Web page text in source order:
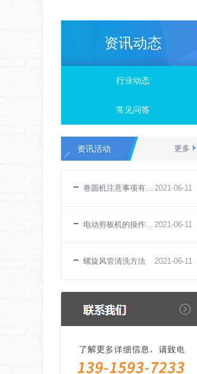
资讯动态
行业动态
常见问答
更多
资讯活动
2021-06-11
卷圆机注意事项有哪些？
2021-06-11
电动剪板机的操作规程
2021-06-11
螺旋风管清洗方法